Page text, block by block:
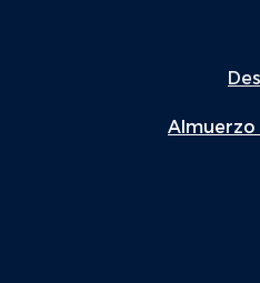
Almuerzo